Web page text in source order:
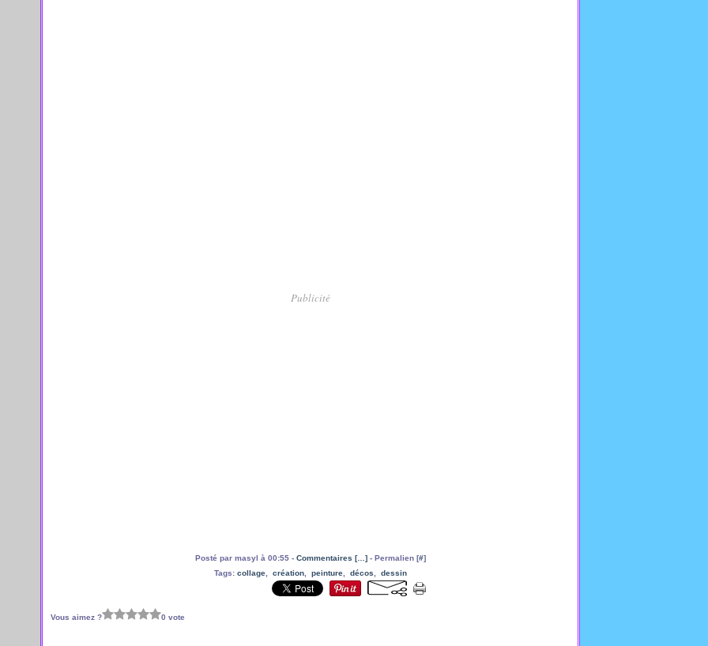
Publicité
Posté par masyl à 00:55 - Commentaires [… ]- Permalien [#]
Tags: collage, création, peinture, décos dessin
Vous aimez ? 0 vote